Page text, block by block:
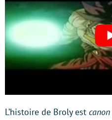
L’histoire de Broly est canon